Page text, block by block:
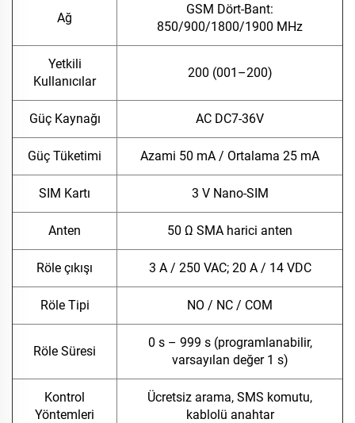
Ağ
GSM Dört-Bant:
850/900/1800/1900 MHz
Yetkili
Kullanıcılar
200 (001–200)
Güç Kaynağı AC DC7-36V
Güç Tüketimi Azami 50 mA / Ortalama 25 mA
SIM Kartı 3 V Nano-SIM
Anten 50 Ω SMA harici anten
Röle çıkışı 3 A / 250 VAC; 20 A / 14 VDC
Röle Tipi NO / NC / COM
Röle Süresi
0 s – 999 s (programlanabilir,
varsayılan değer 1 s)
Kontrol
Yöntemleri
Ücretsiz arama, SMS komutu,
kablolü anahtar